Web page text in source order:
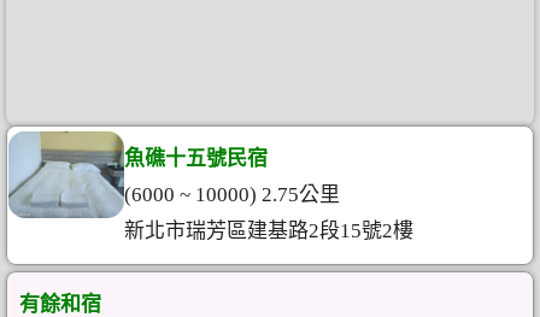
魚礁十五號民宿
(6000 ~ 10000) 2.75公里
新北市瑞芳區建基路2段15號2樓
有餘和宿